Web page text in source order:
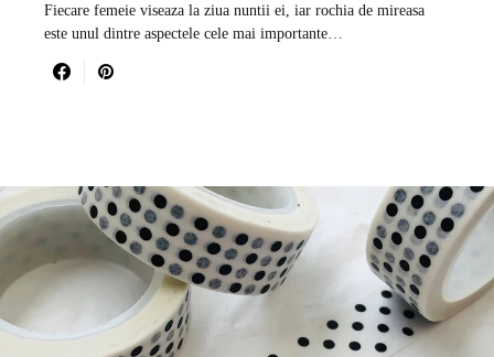
Fiecare femeie viseaza la ziua nuntii ei, iar rochia de mireasa
este unul dintre aspectele cele mai importante…